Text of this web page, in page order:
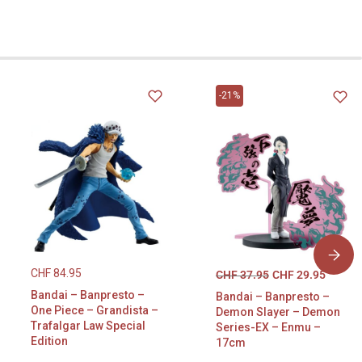
CHF84.95
Bandai – Banpresto –
One Piece – Grandista –
Trafalgar Law Special
Edition
-21%
CHF37.95 CHF29.95
Bandai – Banpresto –
Demon Slayer – Demon
Series-EX – Enmu –
17cm